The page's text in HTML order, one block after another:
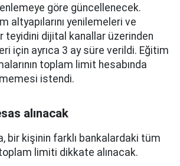
göre güncellenecek.
altyapılarını yenilemeleri ve
teyidini dijital kanallar üzerinden
için ayrıca 3 ay süre verildi. Eğitim
toplam limit hesabında
istendi.
alınacak
bir kişinin farklı bankalardaki tüm
limiti dikkate alınacak.